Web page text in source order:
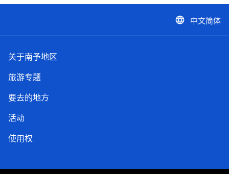
language 中文简体
关于南予地区
旅游专题
要去的地方
活动
使用权